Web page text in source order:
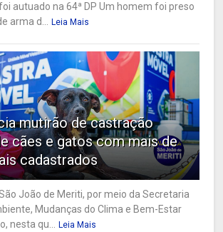
autuado na 64ª DP Um homem foi preso
arma d... Leia Mais
mutirão de castração
cães e gatos com mais de
cadastrados
João de Meriti, por meio da Secretaria
Mudanças do Clima e Bem-Estar
nesta qu... Leia Mais